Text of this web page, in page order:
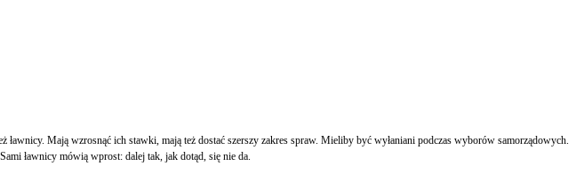
Mają wzrosnąć ich stawki, mają też dostać szerszy zakres spraw. Mieliby być wyłaniani podczas wyborów samorządowych.
ławnicy mówią wprost: dalej tak, jak dotąd, się nie da.